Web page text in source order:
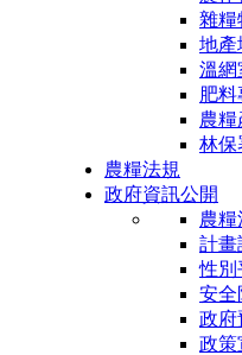
雜糧
地產
溫網
肥料
農糧
林保
農糧法規
政府資訊公開
農糧
計畫
性別
安全
政府
政策